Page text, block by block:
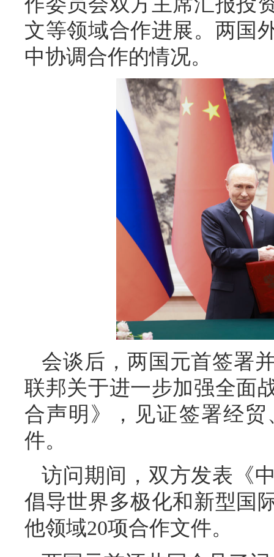
文等领域合作进展。两国
中协调合作的情况。
会谈后，两国元首签署
联邦关于进一步加强全面
合声明》，见证签署经
件。
访问期间，双方发表《
倡导世界多极化和新型国
他领域20项合作文件。